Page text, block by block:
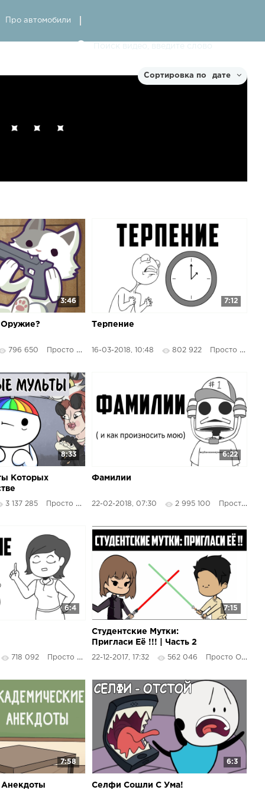
Про автомобили
дате
3:46
796 650 Просто Озвучка
7:12
Терпение
16-03-2018, 10:48 802 922 Просто Озвучка
8:33
Которых
3 137 285 Просто Озвучка
6:22
Фамилии
22-02-2018, 07:30 2 995 100 Просто Озвучка
6:4
718 092 Просто Озвучка
7:15
Студентские Мутки:
Пригласи Её !!! | Часть 2
22-12-2017, 17:32 562 046 Просто Озвучка
7:58 6:3
Селфи Сошли С Ума!